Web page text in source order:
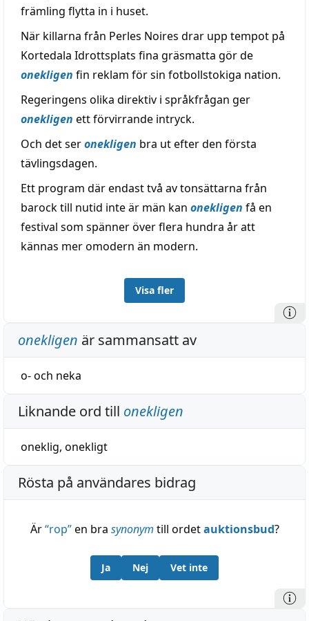
främling flytta in i huset.
När killarna från Perles Noires drar upp tempot på
Kortedala Idrottsplats fina gräsmatta gör de
onekligen fin reklam för sin fotbollstokiga nation.
Regeringens olika direktiv i språkfrågan ger
onekligen ett förvirrande intryck.
Och det seronekligen bra ut efter den första
tävlingsdagen.
Ett program där endast två av tonsättarna från
barock till nutid inte är män kan onekligen få en
festival som spänner över flera hundra år att
kännas mer omodern än modern.
Visa fler
onekligen är sammansatt av
o-och neka
Liknande ord till onekligen
oneklig, onekligt
Rösta på användares bidrag
Är“rop”en bra synonym till ordetauktionsbud?
Ja Nej Vet inte